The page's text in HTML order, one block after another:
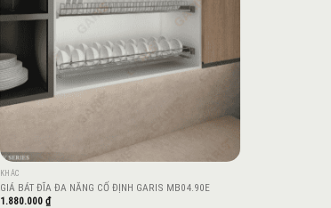
KHÁC
GIÁ BÁT ĐĨA ĐA NĂNG CỐ ĐỊNH GARIS MB04.90E
1.880.000 ₫